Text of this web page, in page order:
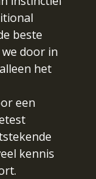
beste
door in
het
een
kennis